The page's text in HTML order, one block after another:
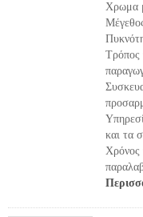
Χρωμα
Τρόπος
και τα
Χρόνος